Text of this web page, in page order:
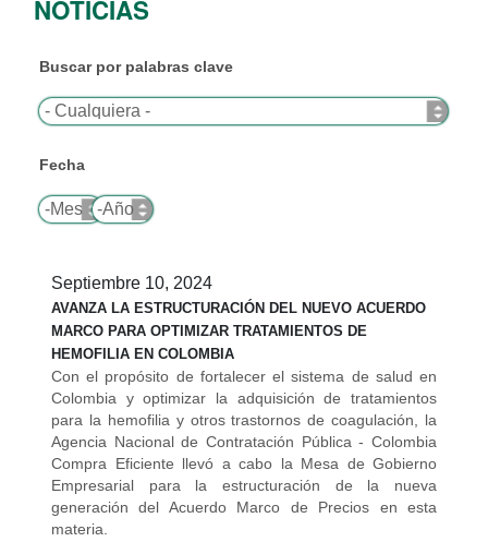
NOTICIAS
Buscar por palabras clave
Fecha
Mes
Año
Septiembre 10, 2024
AVANZA LA ESTRUCTURACIÓN DEL NUEVO ACUERDO
MARCO PARA OPTIMIZAR TRATAMIENTOS DE
HEMOFILIA EN COLOMBIA
Con el propósito de fortalecer el sistema de salud en
Colombia y optimizar la adquisición de tratamientos
para la hemofilia y otros trastornos de coagulación, la
Agencia Nacional de Contratación Pública - Colombia
Compra Eficiente llevó a cabo la Mesa de Gobierno
Empresarial para la estructuración de la nueva
generación del Acuerdo Marco de Precios en esta
materia.